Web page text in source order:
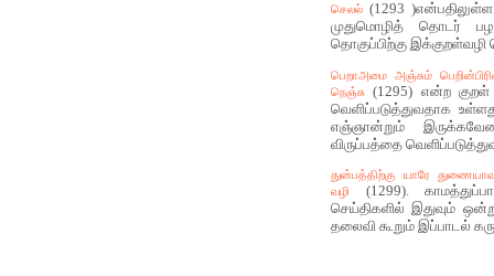
செலல் (1293
முதுமொழித் தொடர்
தொகுப்பிற்கு
பெறாஅமை அஞ்சும்
நெஞ்சு (1295) என்ற
வெளிப்படுத்துவதாக
எஞ்ஞான்றும்
விருப்பத்தை
துன்பத்திற்கு யாரே
வழி (1299).
செய்திகளில் இதுவும்
தலைவி கூறும் இப்பாடல்